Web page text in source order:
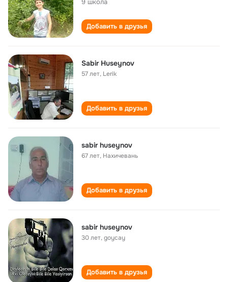
9 школа
Добавить в друзья
Sabir Huseynov
57 лет, Lerik
Добавить в друзья
sabir huseynov
67 лет, Нахичевань
Добавить в друзья
sabir huseynov
30 лет,goycay
Добавить в друзья